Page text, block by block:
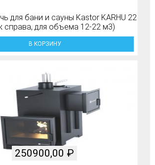
для бани и сауны Kastor KARHU 22
справа, для объема 12-22 м3)
В КОРЗИНУ
250900,00 ₽